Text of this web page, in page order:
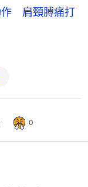
作 肩頸膊痛打
0